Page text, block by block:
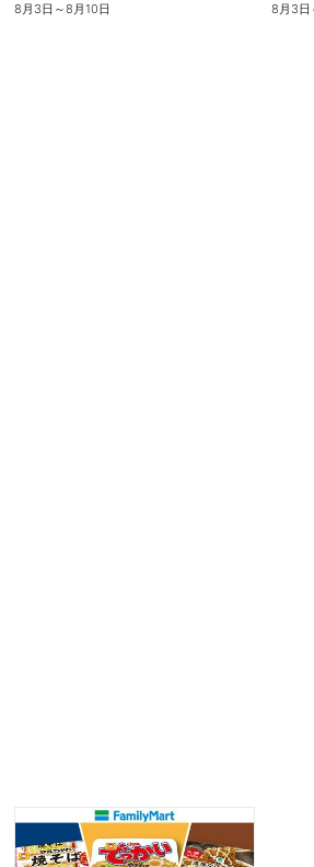
8月3日 ～8月10日 8月3日